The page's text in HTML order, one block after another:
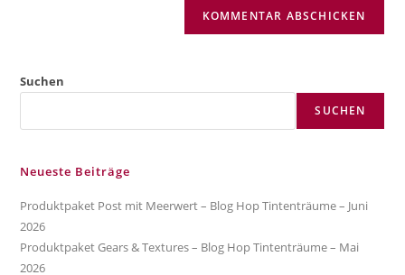
Suchen
SUCHEN
Neueste Beiträge
Produktpaket Post mit Meerwert – Blog Hop Tintenträume – Juni
2026
Produktpaket Gears & Textures – Blog Hop Tintenträume – Mai
2026